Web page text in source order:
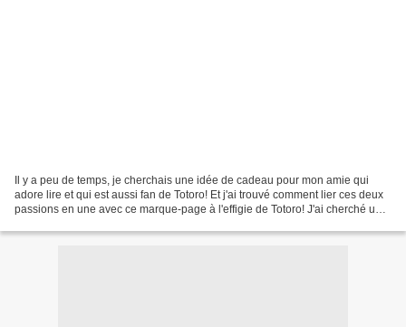
Il y a peu de temps, je cherchais une idée de cadeau pour mon amie qui
adore lire et qui est aussi fan de Totoro! Et j'ai trouvé comment lier ces deux
passions en une avec ce marque-page à l'effigie de Totoro! J'ai cherché une